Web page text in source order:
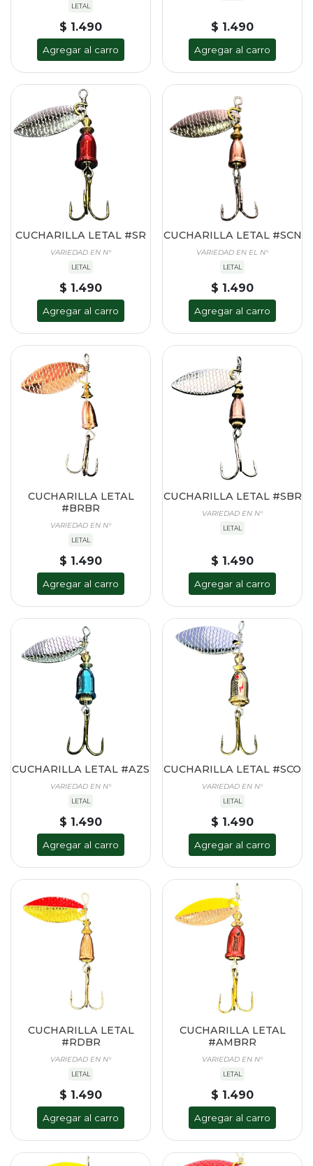
LETAL
$ 1.490
Agregar al carro
$ 1.490
Agregar al carro
CUCHARILLA LETAL #SR
VARIEDAD EN N°
LETAL
$ 1.490
Agregar al carro
CUCHARILLA LETAL #SCN
VARIEDAD EN EL N°
LETAL
$ 1.490
Agregar al carro
CUCHARILLA LETAL
#BRBR
VARIEDAD EN N°
LETAL
$ 1.490
Agregar al carro
CUCHARILLA LETAL #SBR
VARIEDAD EN N°
LETAL
$ 1.490
Agregar al carro
CUCHARILLA LETAL #AZS
VARIEDAD EN N°
LETAL
$ 1.490
Agregar al carro
CUCHARILLA LETAL #SCO
VARIEDAD EN N°
LETAL
$ 1.490
Agregar al carro
CUCHARILLA LETAL
#RDBR
VARIEDAD EN N°
LETAL
$ 1.490
Agregar al carro
CUCHARILLA LETAL
#AMBRR
VARIEDAD EN N°
LETAL
$ 1.490
Agregar al carro